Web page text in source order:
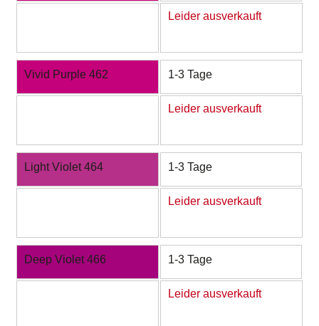
Leider ausverkauft
Vivid Purple 462 1-3 Tage
Leider ausverkauft
Light Violet 464 1-3 Tage
Leider ausverkauft
Deep Violet 466 1-3 Tage
Leider ausverkauft